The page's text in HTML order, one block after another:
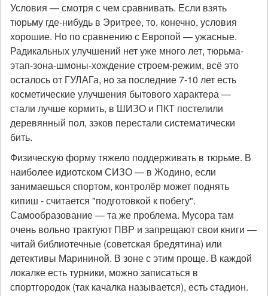
Условия — смотря с чем сравнивать. Если взять
тюрьму где-нибудь в Эритрее, то, конечно, условия
хорошие. Но по сравнению с Европой — ужасные.
Радикальных улучшений нет уже много лет, тюрьма-
этап-зона-шмоны-хождение строем-режим, всё это
осталось от ГУЛАГа, но за последние 7-10 лет есть
косметические улучшения бытового характера —
стали лучше кормить, в ШИЗО и ПКТ постелили
деревянный пол, зэков перестали систематически
бить.
Физическую форму тяжело поддерживать в тюрьме. В
наиболее идиотском СИЗО — в Жодино, если
занимаешься спортом, контролёр может поднять
кипиш - считается "подготовкой к побегу".
Самообразование — та же проблема. Мусора там
очень вольно трактуют ПВР и запрещают свои книги —
читай библиотечные (советская бредятина) или
детективы Марининой. В зоне с этим проще. В каждой
локалке есть турники, можно записаться в
спортгородок (так качалка называется), есть стадион.